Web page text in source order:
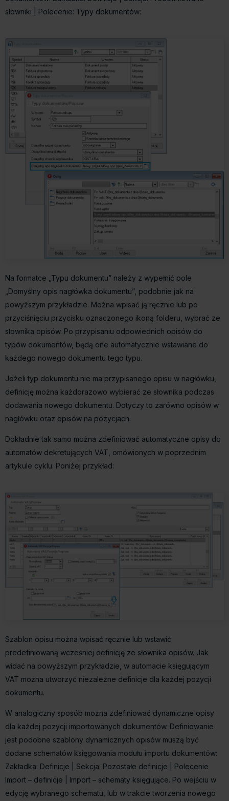
słowniki | Polecenie: Typy dokumentów:
Na formatce „Typu dokumentu” należy z wypełnić pole
„Domyślny opis nagłówka dokumentu”, podobnie jak na
powyższym przykładzie. Można wpisać ją ręcznie lub po
przyciśnięciu przycisku oznaczonego ikoną folderu, wybrać ze
słownika opisów. Po przypisaniu odpowiednich opisów do
typów dokumentów, będą one automatycznie wstawiane do
każdego nowego dokumentu tego typu.
Jeżeli typ dokumentu nie ma przypisanego opisu w nagłówku,
definicję można każdorazowo wybierać ze słownika podczas
dodawania nowego dokumentu. Dotyczy to zarówno opisów w
nagłówku oraz opisów na pozycjach.
Dokładnie tak samo można zdefiniować automatyczne opisy do
automatów dekretujących VAT, omówionych w poprzednim
artykule cyklu. Poniżej przykład:
Szablon opisu można wpisać ręcznie lub wstawić
predefiniowaną wcześniej definicję ze słownika opisów. Jak
widać na powyższym przykładzie, w automacie księgującym
VAT można utworzyć niezależne definicje dla każdej pozycji
dokumentu.
W analogiczny sposób można zdefiniować dynamiczne opisy
dla każdej pozycji importowanych dokumentów. Definiowanie
jest podobne szablony dynamicznych opisów muszą być
dodane schematów księgowania modułu importu dokumentów:
Zakładka: Definicje | Sekcja: Pozostałe definicje | Polecenie
Import – definicje | Import – schematy księgujące. Po wejściu w
edycję wybranego schematu, lub w trakcie tworzenia nowego